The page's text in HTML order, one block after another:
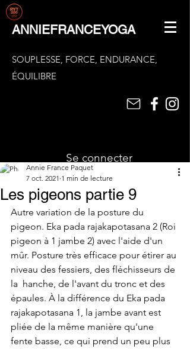
Se connecter
ANNIEFRANCEYOGA
SOUPLESSE, FORCE, ENDURANCE,
ÉQUILIBRE
Les pigeons partie 9
Annie France Paquet
7 oct. 2021 1 min de lecture
Autre variation de la posture du
pigeon. Eka pada rajakapotasana 2 (Roi
pigeon à 1 jambe 2) avec l'aide d'un
mûr. Posture très efficace pour étirer au
niveau des fessiers, des fléchisseurs de
la  hanche, de l'avant du tronc et des
épaules. À la différence du Eka pada
rajakapotasana 1, la jambe avant est
pliée de la même manière qu'une
fente basse, ce qui prend un peu plus